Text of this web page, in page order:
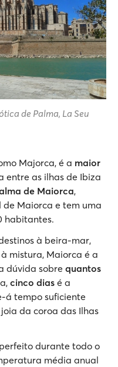
de Palma, La Seu
Majorca, é a maior
entre as ilhas de Ibiza
de Maiorca,
Maiorca e tem uma
habitantes.
à beira-mar,
mistura, Maiorca é a
dúvida sobre quantos
cinco dias é a
á tempo suficiente
da coroa das Ilhas
durante todo o
média anual